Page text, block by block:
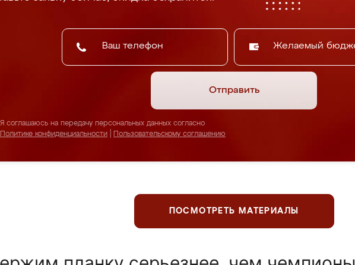
Желаемый
Отправить
Я соглашаюсь на передачу персональных данных согласно
Политике конфиденциальности
Пользовательскому соглашению
ПОСМОТРЕТЬ МАТЕРИАЛЫ